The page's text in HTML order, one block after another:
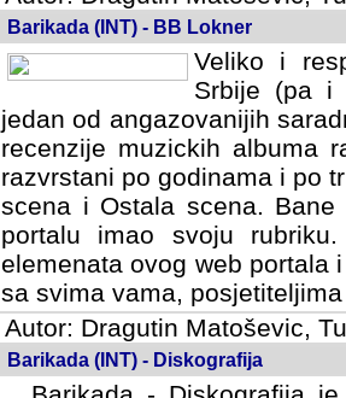
Barikada (INT) - BB Lokner
Veliko i
Srbije (pa i
jedan od angazovanijih
recenzije muzickih albuma
razvrstani po godinama i po
scena i Ostala scena.
portalu imao svoju
elemenata ovog web portala
sa svima vama,
Autor: Dragutin Matoševic,
Barikada (INT) - Diskografija